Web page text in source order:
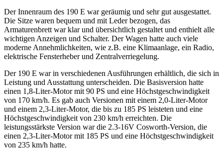
Der Innenraum des 190 E war geräumig und sehr gut ausgestattet.
Die Sitze waren bequem und mit Leder bezogen, das
Armaturenbrett war klar und übersichtlich gestaltet und enthielt alle
wichtigen Anzeigen und Schalter. Der Wagen hatte auch viele
moderne Annehmlichkeiten, wie z.B. eine Klimaanlage, ein Radio,
elektrische Fensterheber und Zentralverriegelung.
Der 190 E war in verschiedenen Ausführungen erhältlich, die sich in
Leistung und Ausstattung unterscheiden. Die Basisversion hatte
einen 1,8-Liter-Motor mit 90 PS und eine Höchstgeschwindigkeit
von 170 km/h. Es gab auch Versionen mit einem 2,0-Liter-Motor
und einem 2,3-Liter-Motor, die bis zu 185 PS leisteten und eine
Höchstgeschwindigkeit von 230 km/h erreichten. Die
leistungsstärkste Version war die 2.3-16V Cosworth-Version, die
einen 2,3-Liter-Motor mit 185 PS und eine Höchstgeschwindigkeit
von 235 km/h hatte.